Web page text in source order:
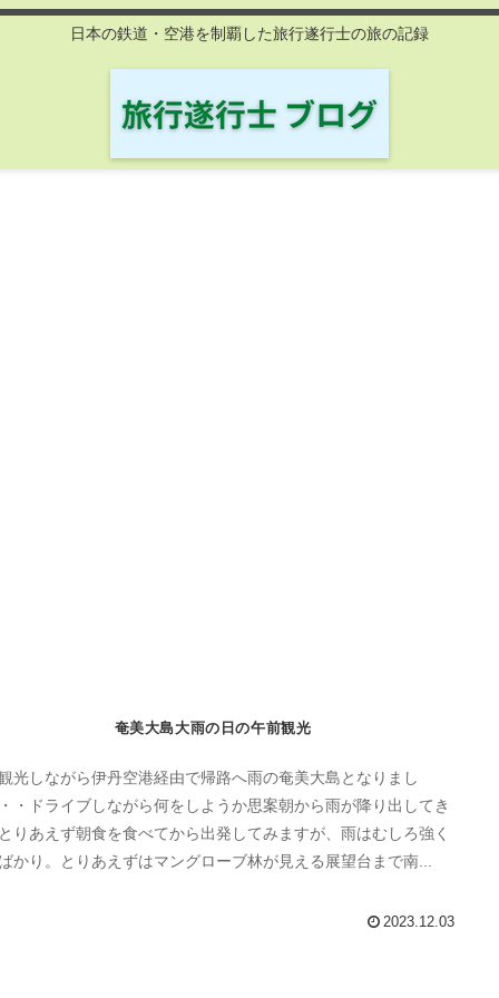
日本の鉄道・空港を制覇した旅行遂行士の旅の記録
奄美大島大雨の日の午前観光
光しながら伊丹空港経由で帰路へ雨の奄美大島となりまし
・ドライブしながら何をしようか思案朝から雨が降り出してき
りあえず朝食を食べてから出発してみますが、雨はむしろ強く
かり。とりあえずはマングローブ林が見える展望台まで南...
2023.12.03